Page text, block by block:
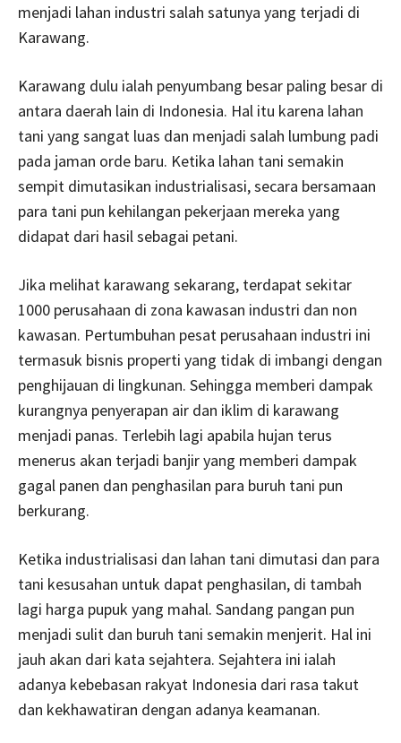
menjadi lahan industri salah satunya yang terjadi di
Karawang.
Karawang dulu ialah penyumbang besar paling besar di
antara daerah lain di Indonesia. Hal itu karena lahan
tani yang sangat luas dan menjadi salah lumbung padi
pada jaman orde baru. Ketika lahan tani semakin
sempit dimutasikan industrialisasi, secara bersamaan
para tani pun kehilangan pekerjaan mereka yang
didapat dari hasil sebagai petani.
Jika melihat karawang sekarang, terdapat sekitar
1000 perusahaan di zona kawasan industri dan non
kawasan. Pertumbuhan pesat perusahaan industri ini
termasuk bisnis properti yang tidak di imbangi dengan
penghijauan di lingkunan. Sehingga memberi dampak
kurangnya penyerapan air dan iklim di karawang
menjadi panas. Terlebih lagi apabila hujan terus
menerus akan terjadi banjir yang memberi dampak
gagal panen dan penghasilan para buruh tani pun
berkurang.
Ketika industrialisasi dan lahan tani dimutasi dan para
tani kesusahan untuk dapat penghasilan, di tambah
lagi harga pupuk yang mahal. Sandang pangan pun
menjadi sulit dan buruh tani semakin menjerit. Hal ini
jauh akan dari kata sejahtera. Sejahtera ini ialah
adanya kebebasan rakyat Indonesia dari rasa takut
dan kekhawatiran dengan adanya keamanan.